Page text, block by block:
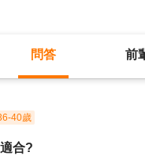
問答 前
40歲
合?